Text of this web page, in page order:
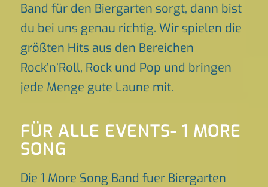
Band für den Biergarten sorgt, dann bist
du bei uns genau richtig. Wir spielen die
größten Hits aus den Bereichen
Rock’n’Roll, Rock und Pop und bringen
jede Menge gute Laune mit.
FÜR ALLE EVENTS- 1 MORE
SONG
Die 1 More Song Band fuer Biergarten